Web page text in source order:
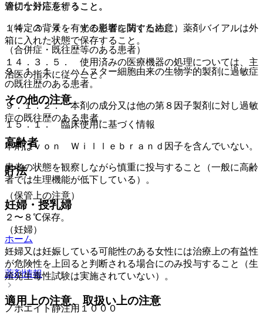
管に十分注意すること。
１４．３．４． 光の影響を防ぐために、薬剤バイアルは外
箱に入れた状態で保存すること。
１４．３．５． 使用済みの医療機器の処理については、主
治医の指示に従うこと。
その他の注意
１５．１． 臨床使用に基づく情報
本剤はｖｏｎ Ｗｉｌｌｅｂｒａｎｄ因子を含んでいない。
貯法
（保管上の注意）
２〜８℃保存。
ホーム
薬剤情報
ノボエイト静注用１０００
適切な対応を行うこと。
（特定の背景を有する患者に関する注意）
（合併症・既往歴等のある患者）
９．１．１． ハムスター細胞由来の生物学的製剤に過敏症
の既往歴のある患者。
９．１．２． 本剤の成分又は他の第８因子製剤に対し過敏
症の既往歴のある患者。
高齢者
患者の状態を観察しながら慎重に投与すること（一般に高齢
者では生理機能が低下している）。
妊婦・授乳婦
（妊婦）
妊婦又は妊娠している可能性のある女性には治療上の有益性
が危険性を上回ると判断される場合にのみ投与すること（生
殖発生毒性試験は実施されていない）。
適用上の注意、取扱い上の注意